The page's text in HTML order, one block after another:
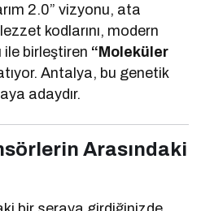
2.0” vizyonu, ata
kodlarını, modern
ile birleştiren “Moleküler
Antalya, bu genetik
adaydır.
Arasındaki